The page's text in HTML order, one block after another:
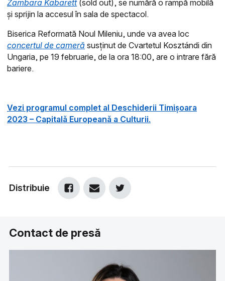
Zambara Kabarett(sold out), se numără o rampă mobilă
și sprijin la accesul în sala de spectacol.
Biserica Reformată Noul Mileniu, unde va avea loc
concertul de cameră susținut de Cvartetul Kosztándi din
Ungaria, pe 19 februarie, de la ora 18:00, are o intrare fără
bariere.
Vezi programul complet al Deschiderii Timișoara
2023 – Capitală Europeană a Culturii.
Distribuie
Contact de presă